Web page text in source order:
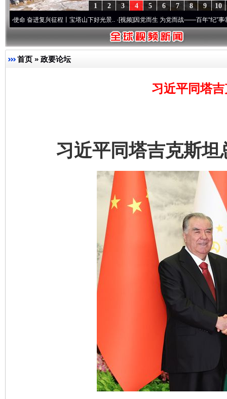
10
9
8
7
6
5
4
3
2
1
复兴征程丨宝塔山下好光景..·[视频]因党而生 为党而战——百年“纪”事⑧加强纪律..
首页 » 政要论坛
习近平同塔
习近平同塔吉克斯坦